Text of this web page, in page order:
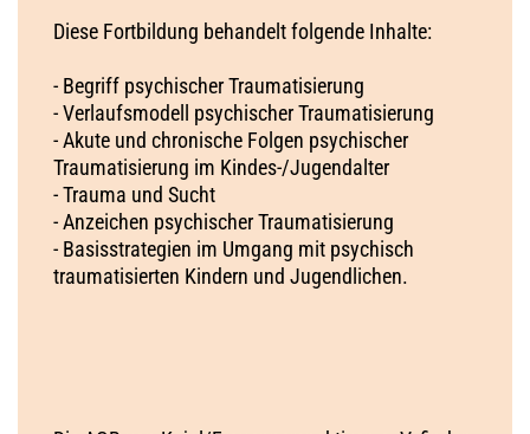
Diese Fortbildung behandelt folgende Inhalte:
- Begriff psychischer Traumatisierung
- Verlaufsmodell psychischer Traumatisierung
- Akute und chronische Folgen psychischer
Traumatisierung im Kindes-/Jugendalter
- Trauma und Sucht
- Anzeichen psychischer Traumatisierung
- Basisstrategien im Umgang mit psychisch
traumatisierten Kindern und Jugendlichen.